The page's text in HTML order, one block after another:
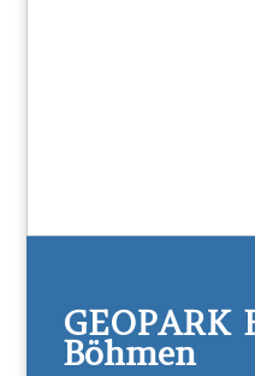
GEOPARK
Böhmen